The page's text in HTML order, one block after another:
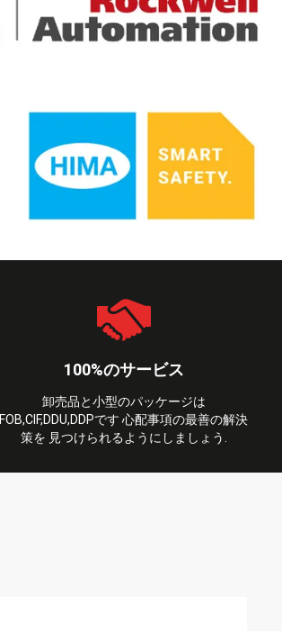
100%のサービス
卸売品と小型のパッケージは
FOB,CIF,DDU,DDPです 心配事項の最善の解決
策を 見つけられるようにしましょう.